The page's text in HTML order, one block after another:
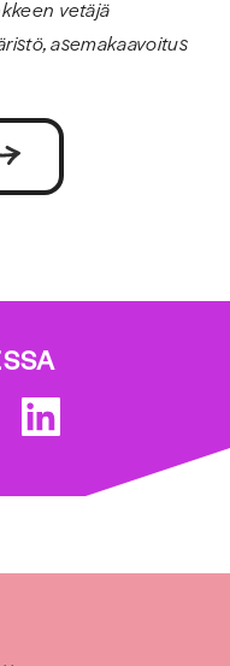
vetäjä
asemakaavoitus
Twitterissä
Jaa artikkeli Linkedinissä